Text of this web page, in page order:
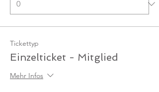
Tickettyp
Einzelticket - Mitglied
Mehr Infos